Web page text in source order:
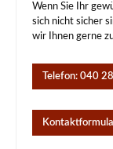
Wenn Sie Ihr
sich nicht sicher
wir Ihnen gerne
Telefon: 040